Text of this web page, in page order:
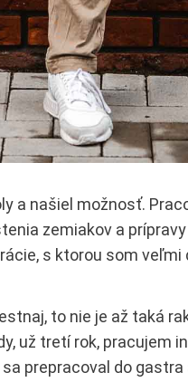
a našiel možnosť.
zemiakov a
s ktorou som
to nie je až taká
už tretí rok, pracujem
prepracoval do gastra